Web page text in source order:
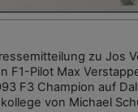
zu Jos
F1-Pilot Max
F3 Champion auf
von Michael